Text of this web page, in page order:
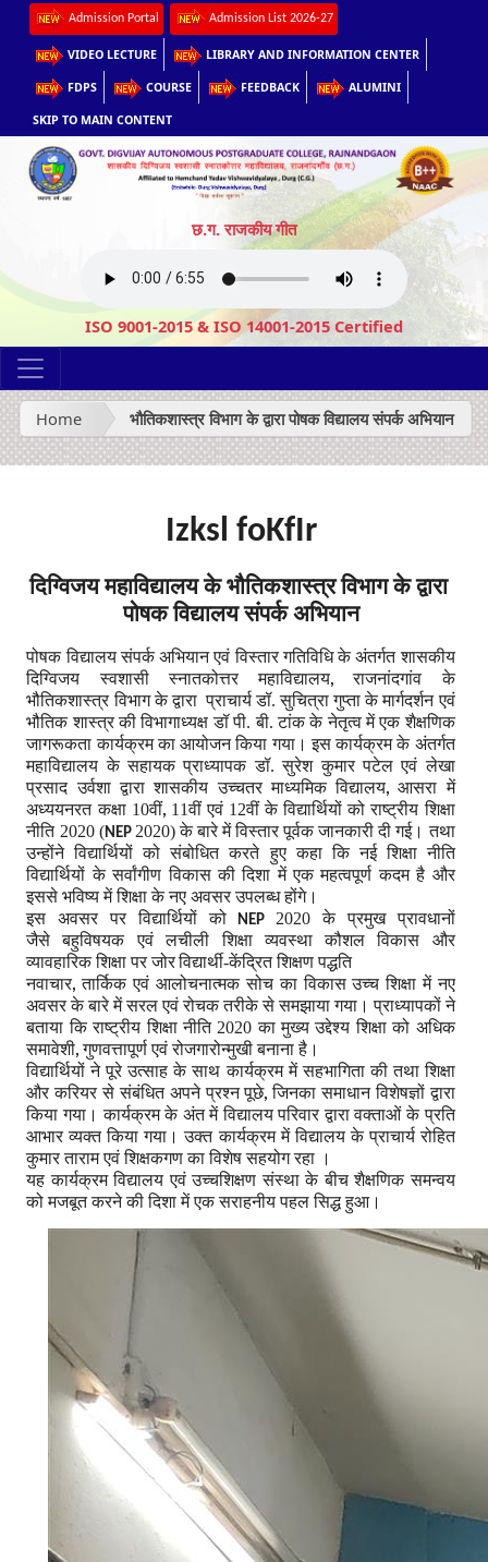
Admission Portal Admission List 2026-27
VIDEO LECTURE LIBRARY AND INFORMATION CENTER
FDPS COURSE FEEDBACK ALUMINI
SKIP TO MAIN CONTENT
छ.ग. राजकीय गीत
ISO 9001-2015 & ISO 14001-2015 Certified
Home भौतिकशास्त्र विभाग के द्वारा पोषक विद्यालय संपर्क अभियान
Izksl foKfIr
दिग्विजय महाविद्यालय के भौतिकशास्त्र विभाग के द्वारा
पोषक विद्यालय संपर्क अभियान
पोषक विद्यालय संपर्क अभियान एवं विस्तार गतिविधि के अंतर्गत शासकीय
दिग्विजय स्वशासी स्नातकोत्तर महाविद्यालय,राजनांदगांव के
भौतिकशास्त्र विभाग के द्वारा प्राचार्य डॉ. सुचित्रा गुप्ता के मार्गदर्शन एवं
भौतिक शास्त्र की विभागाध्यक्ष डॉ पी. बी. टांक के नेतृत्व में एक शैक्षणिक
जागरूकता कार्यक्रम का आयोजन किया गया। इस कार्यक्रम के अंतर्गत
महाविद्यालय के सहायक प्राध्यापक डॉ. सुरेश कुमार पटेल एवं लेखा
प्रसाद उर्वशा द्वारा शासकीय उच्चतर माध्यमिक विद्यालय,आसरा में
अध्ययनरत कक्षा 10वीं, 11वीं एवं 12वीं के विद्यार्थियों को राष्ट्रीय शिक्षा
नीति 2020 (NEP 2020) के बारे में विस्तार पूर्वक जानकारी दी गई। तथा
उन्होंने विद्यार्थियों को संबोधित करते हुए कहा कि नई शिक्षा नीति
विद्यार्थियों के सर्वांगीण विकास की दिशा में एक महत्वपूर्ण कदम है और
इससे भविष्य में शिक्षा के नए अवसर उपलब्ध होंगे।
इस अवसर पर विद्यार्थियों कोNEP2020 के प्रमुख प्रावधानों
जैसे
बहुविषयक एवं लचीली शिक्षा व्यवस्था
कौशल विकास और
व्यावहारिक शिक्षा पर जोर विद्यार्थी-केंद्रित शिक्षण पद्धति
नवाचार,तार्किक एवं आलोचनात्मक सोच का विकास उच्च शिक्षा में नए
अवसर के बारे में सरल एवं रोचक तरीके से समझाया गया। प्राध्यापकों ने
बताया कि राष्ट्रीय शिक्षा नीति 2020 का मुख्य उद्देश्य शिक्षा को अधिक
समावेशी,गुणवत्तापूर्ण एवं रोजगारोन्मुखी बनाना है।
विद्यार्थियों ने पूरे उत्साह के साथ कार्यक्रम में सहभागिता की तथा शिक्षा
और करियर से संबंधित अपने प्रश्न पूछे,जिनका समाधान विशेषज्ञों द्वारा
किया गया। कार्यक्रम के अंत में विद्यालय परिवार द्वारा वक्ताओं के प्रति
आभार व्यक्त किया गया। उक्त कार्यक्रम में विद्यालय के प्राचार्य रोहित
कुमार ताराम एवं शिक्षकगण का विशेष सहयोग रहा ।
यह कार्यक्रम विद्यालय एवं उच्चशिक्षण संस्था के बीच शैक्षणिक समन्वय
को मजबूत करने की दिशा में एक सराहनीय पहल सिद्ध हुआ।